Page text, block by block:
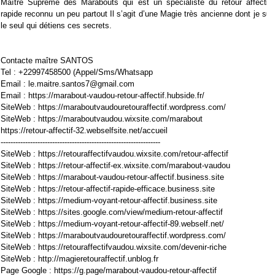
Maître Suprême des Marabouts qui est un spécialiste du retour
rapide reconnu un peu partout Il s’agit d’une Magie très ancienne dont je
le seul qui détiens ces secrets.
Contacte maître SANTOS
Tel : +22997458500 (Appel/Sms/Whatsapp
Email : le.maitre.santos7@gmail.com
Email : https://marabout-vaudou-retour-affectif.hubside.fr/
SiteWeb : https://maraboutvaudouretouraffectif.wordpress.com/
SiteWeb : https://maraboutvaudou.wixsite.com/marabout
https://retour-affectif-32.webselfsite.net/accueil
-----------------------------------------------------------------
SiteWeb : https://retouraffectifvaudou.wixsite.com/retour-affectif
SiteWeb : https://retour-affectif-ex.wixsite.com/marabout-vaudou
SiteWeb : https://marabout-vaudou-retour-affectif.business.site
SiteWeb : https://retour-affectif-rapide-efficace.business.site
SiteWeb : https://medium-voyant-retour-affectif.business.site
SiteWeb : https://sites.google.com/view/medium-retour-affectif
SiteWeb : https://medium-voyant-retour-affectif-89.webself.net/
SiteWeb : https://maraboutvaudouretouraffectif.wordpress.com/
SiteWeb : https://retouraffectifvaudou.wixsite.com/devenir-riche
SiteWeb : http://magieretouraffectif.unblog.fr
Page Google : https://g.page/marabout-vaudou-retour-affectif